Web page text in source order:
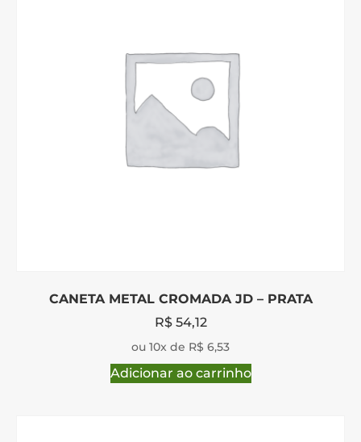
CANETA METAL CROMADA JD – PRATA
R$54,12
ou 10x de R$ 6,53
Adicionar ao carrinho